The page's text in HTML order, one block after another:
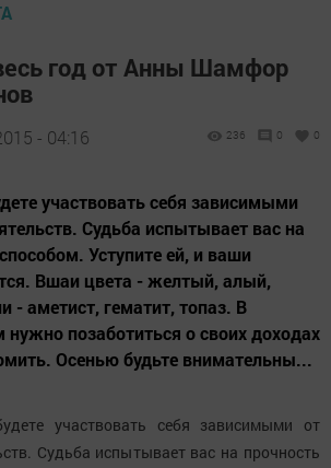
год от Анны Шамфор
- 04:16 236 0 0
участвовать себя зависимыми
Судьба испытывает вас на
Уступите ей, и ваши
Вшаи цвета - желтый, алый,
- аметист, гематит, топаз. В
позаботиться о своих доходах
Осенью будьте внимательны...
участвовать себя зависимыми от
Судьба испытывает вас на прочность